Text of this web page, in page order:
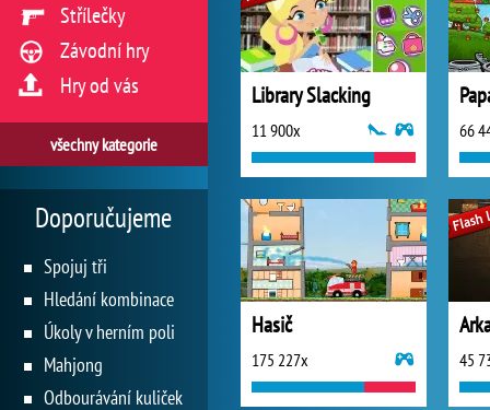
Library Slacking
11 900x 66
Hasič
175 227x 45
Střílečky
Závodní hry
Hry od vás
všechny kategorie
Doporučujeme
Spojuj tři
Hledání kombinace
Úkoly v herním poli
Mahjong
Odbourávání kuliček